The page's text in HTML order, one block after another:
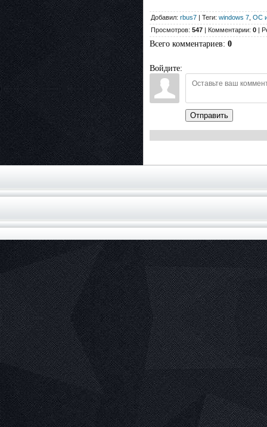
Добавил: rbus7 | Теги: windows 7 ОС
Просмотров: 547 | Комментарии: 0 |
Всего комментариев: 0
Войдите:
Отправить